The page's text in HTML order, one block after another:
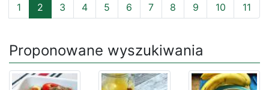
1 2 3 4 5 6 7 8 9 10 11
Proponowane wyszukiwania